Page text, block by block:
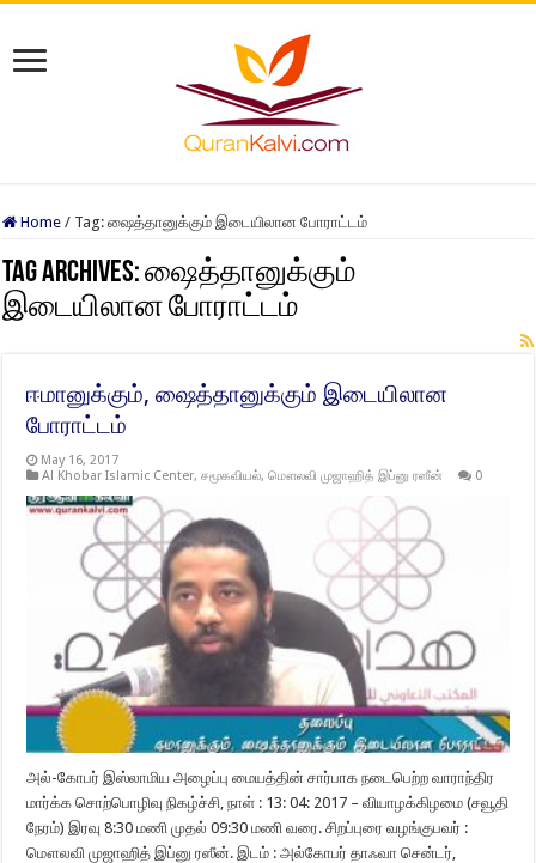
Home / Tag:ஷைத்தானுக்கும் இடையிலான போராட்டம்
Tag Archives:ஷைத்தானுக்கும்
இடையிலான போராட்டம்
ஈமானுக்கும், ஷைத்தானுக்கும் இடையிலான
போராட்டம்
May 16, 2017
Al Khobar Islamic Center,சமூகவியல்,மௌலவி முஜாஹித் இப்னு ரஸீன் 0
அல்-கோபர் இஸ்லாமிய அழைப்பு மையத்தின் சார்பாக நடைபெற்ற வாராந்திர
மார்க்க சொற்பொழிவு நிகழ்ச்சி, நாள் : 13: 04: 2017 – வியாழக்கிழமை (சவூதி
நேரம்) இரவு 8:30 மணி முதல் 09:30 மணி வரை. சிறப்புரை வழங்குபவர் :
மௌலவி முஜாஹித் இப்னு ரஸீன். இடம் : அல்கோபர் தாஃவா சென்டர்,